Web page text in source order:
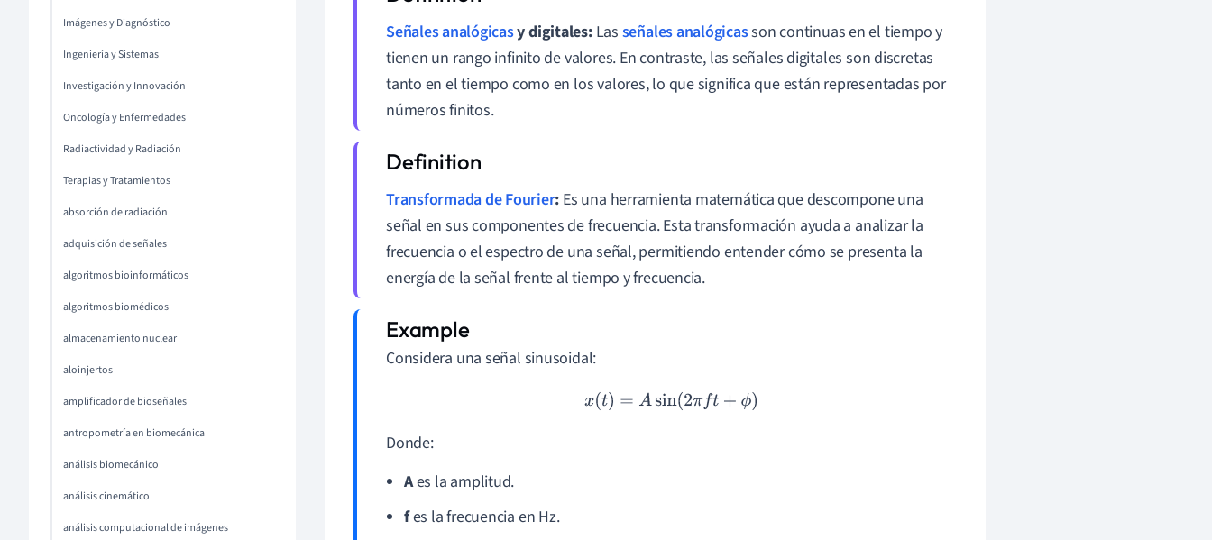
Imágenes y Diagnóstico
Ingeniería y Sistemas
Investigación y Innovación
Oncología y Enfermedades
Radiactividad y Radiación
Terapias y Tratamientos
absorción de radiación
adquisición de señales
algoritmos bioinformáticos
algoritmos biomédicos
almacenamiento nuclear
aloinjertos
amplificador de bioseñales
antropometría en biomecánica
análisis biomecánico
análisis cinemático
análisis computacional de imágenes
Señales analógicasy digitales:Las señales analógicasson continuas en el tiempo y
tienen un rango infinito de valores. En contraste, las señales digitales son discretas
tanto en el tiempo como en los valores, lo que significa que están representadas por
números finitos.
Transformada de Fourier: Es una herramienta matemática que descompone una
señal en sus componentes de frecuencia. Esta transformación ayuda a analizar la
frecuencia o el espectro de una señal, permitiendo entender cómo se presenta la
energía de la señal frente al tiempo y frecuencia.
Considera una señal sinusoidal:
x(t) =Asin(2πft+ϕ )
Donde:
Aes la amplitud.
fes la frecuencia en Hz.